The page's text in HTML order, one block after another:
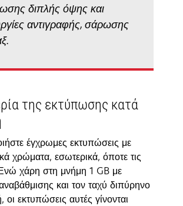
διπλής όψης και
αντιγραφής, σάρωσης
της εκτύπωσης κατά
έγχρωμες εκτυπώσεις με
χρώματα, εσωτερικά, όποτε τις
Ενώ χάρη στη μνήμη 1 GB με
και τον ταχύ διπύρηνο
οι εκτυπώσεις αυτές γίνονται